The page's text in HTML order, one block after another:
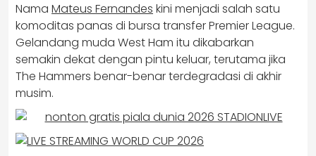
Nama Mateus Fernandes kini menjadi salah satu
komoditas panas di bursa transfer Premier League.
Gelandang muda West Ham itu dikabarkan
semakin dekat dengan pintu keluar, terutama jika
The Hammers benar-benar terdegradasi di akhir
musim.